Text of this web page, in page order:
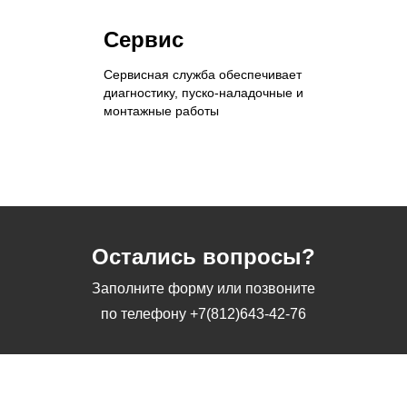
Сервис
Сервисная служба обеспечивает
диагностику, пуско-наладочные и
монтажные работы
Остались вопросы?
Заполните форму или позвоните
по телефону +7(812)643-42-76